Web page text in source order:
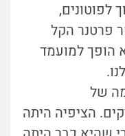
לפוטונים,
פרטנר הקל
הופך למועמד
של
הציפיה היתה